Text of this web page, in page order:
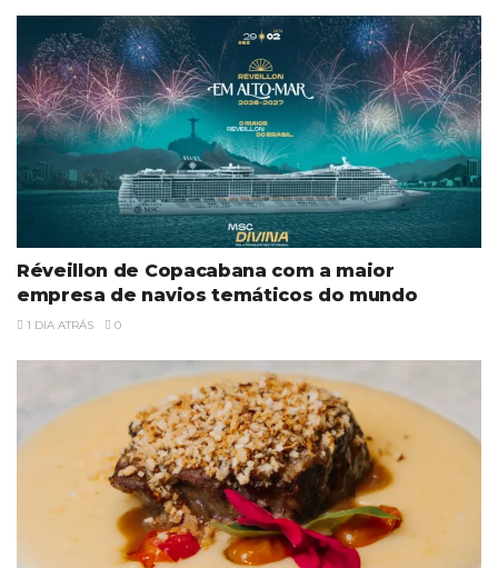
Réveillon de Copacabana com a maior
empresa de navios temáticos do mundo
1 DIA ATRÁS 0